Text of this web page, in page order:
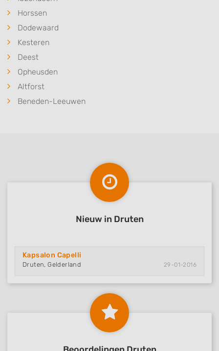
Horssen
Dodewaard
Kesteren
Deest
Opheusden
Altforst
Beneden-Leeuwen
Nieuw in Druten
Kapsalon Capelli
Druten, Gelderland 29-01-2016